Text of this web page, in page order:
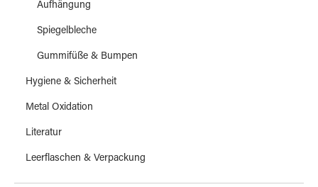
Aufhängung
Spiegelbleche
Gummifüße & Bumpen
Hygiene & Sicherheit
Metal Oxidation
Literatur
Leerflaschen & Verpackung